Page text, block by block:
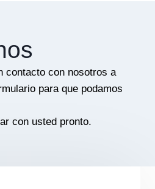
contacto con nosotros a
para que podamos
con usted pronto.